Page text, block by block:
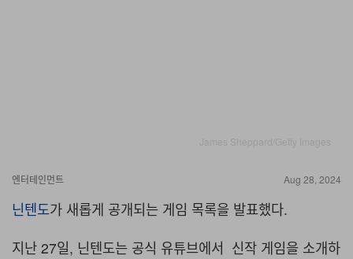
엔터테인먼트 Aug 28, 2024
닌텐도가 새롭게 공개되는 게임 목록을 발표했다.
지난 27일, 닌텐도는 공식 유튜브에서 신작 게임을 소개하